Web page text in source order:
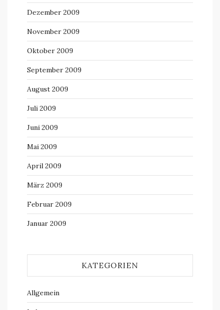
Dezember 2009
November 2009
Oktober 2009
September 2009
August 2009
Juli 2009
Juni 2009
Mai 2009
April 2009
März 2009
Februar 2009
Januar 2009
KATEGORIEN
Allgemein